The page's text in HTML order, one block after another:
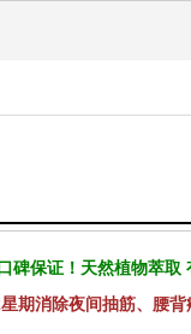
碑保证！天然植物萃取
期消除夜间抽筋、腰